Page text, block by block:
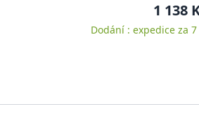
1 138
Dodání : expedice za